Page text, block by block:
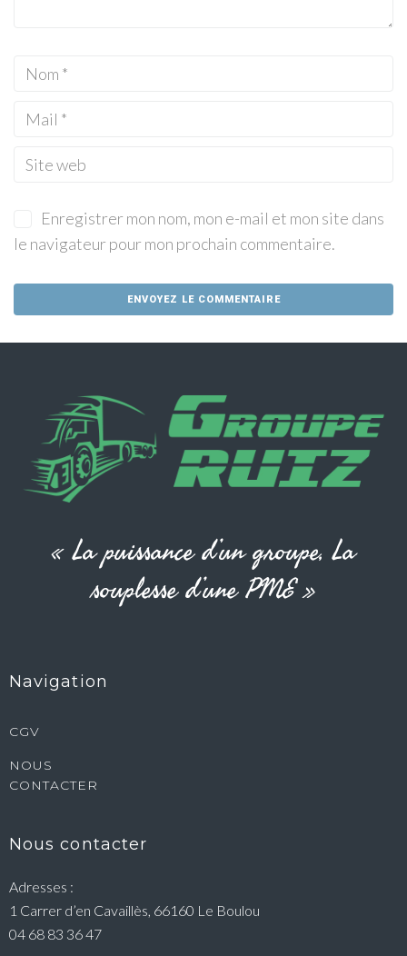
Enregistrer mon nom, mon e-mail et mon site dans
le navigateur pour mon prochain commentaire.
« La puissance d’un groupe, La
souplesse d’une PME »
Navigation
CGV
NOUS
CONTACTER
Nous contacter
Adresses :
1 Carrer d’en Cavaillès, 66160 Le Boulou
04 68 83 36 47